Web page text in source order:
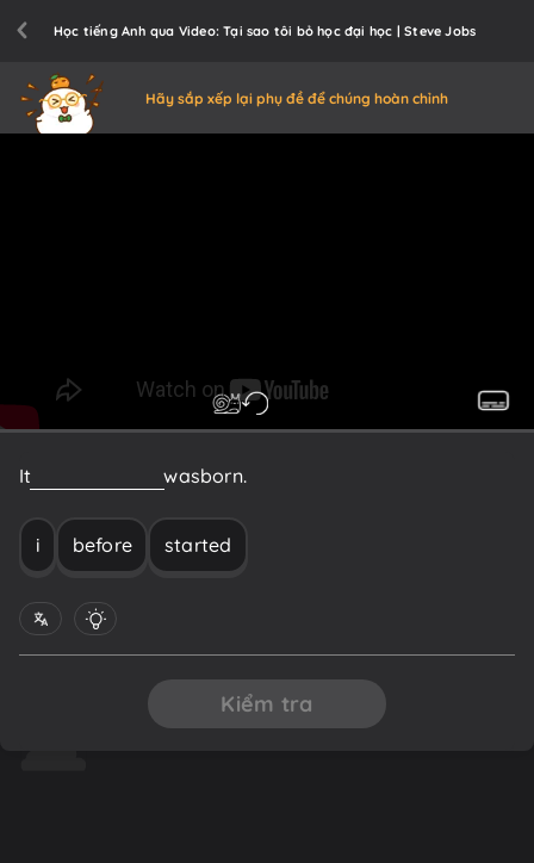
Học tiếng Anh qua Video: Tại sao tôi bỏ học đại học | Steve Jobs
Hãy sắp xếp lại phụ đề để chúng hoàn chỉnh
It Iwasborn.
i before started
Kiểm tra